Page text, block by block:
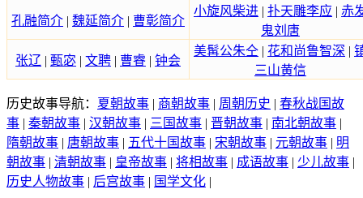
孔融简介 | 魏延简介 | 曹彰简介
小旋风柴进 | 扑天雕李应 | 赤
鬼刘唐
张辽 | 甄宓 | 文聘 | 曹睿 | 钟会
美髯公朱仝 | 花和尚鲁智深 |
三山黄信
历史故事导航： 夏朝故事 | 商朝故事 | 周朝历史 | 春秋战国故
事 | 秦朝故事 | 汉朝故事 | 三国故事 | 晋朝故事 | 南北朝故事 |
隋朝故事 | 唐朝故事 | 五代十国故事 | 宋朝故事 | 元朝故事 | 明
朝故事 | 清朝故事 | 皇帝故事 | 将相故事 | 成语故事 | 少儿故事 |
历史人物故事 | 后宫故事 | 国学文化 |